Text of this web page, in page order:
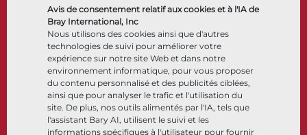
Avis de consentement relatif aux cookies et à l'IA de
Bray International, Inc
Nous utilisons des cookies ainsi que d'autres
technologies de suivi pour améliorer votre
expérience sur notre site Web et dans notre
environnement informatique, pour vous proposer
du contenu personnalisé et des publicités ciblées,
ainsi que pour analyser le trafic et l'utilisation du
site. De plus, nos outils alimentés par l'IA, tels que
l'assistant Bary AI, utilisent le suivi et les
informations spécifiques à l'utilisateur pour fournir
Actionneurs
Accessoires de contrôle
Cryogénique
Entreprise
À propos
Sites
Partenariats
Ressources
Documents
Centre de connaissance
Logiciels